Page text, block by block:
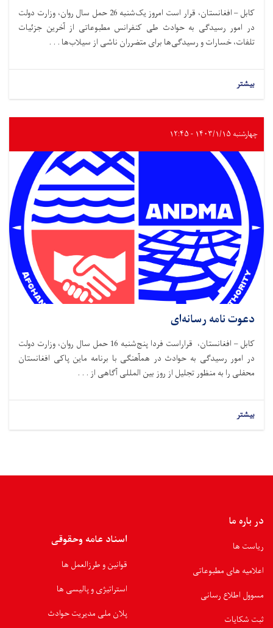
کابل – افغانستان، قرار است امروز یک‌شنبه 26 حمل سال روان، وزارت دولت
در امور رسیدگی به حوادث طی کنفرانس مطبوعاتی از آخرین جزئیات
تلفات، خسارات و رسیدگی‌ها برای متضرران ناشی از سیلاب‌ها . . .
بیشتر
چهارشنبه ۱۴۰۳/۱/۱۵ - ۱۲:۴۵
دعوت نامه رسانه‌ای
کابل – افغانستان، قراراست فردا پنج‌شنبه 16 حمل سال روان، وزارت دولت
در امور رسیدگی به حوادث در همآهنگی با برنامه ماین پاکی افغانستان
محفلی را به منظور تجلیل از روز بین المللی آگاهی از . . .
بیشتر
در باره ما
ریاست ها
اعلامیه های مطبوعاتی
مسوول اطلاع رسانی
ثبت شکایات
اسناد عامه وحقوقی
قوانین و طرزالعمل ها
استراتیژی و پالیسی ها
پلان ملی مدیریت حوادث